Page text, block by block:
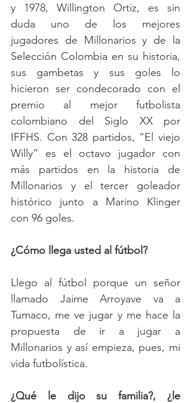
y 1978, Willington Ortiz, es sin
duda uno de los mejores
jugadores de Millonarios y de la
Selección Colombia en su historia,
sus gambetas y sus goles lo
hicieron ser condecorado con el
premio al mejor futbolista
colombiano del Siglo XX por
IFFHS. Con 328 partidos, “El viejo
Willy” es el octavo jugador con
más partidos en la historia de
Millonarios y el tercer goleador
histórico junto a Marino Klinger
con 96 goles.
¿Cómo llega usted al fútbol?
Llego al fútbol porque un señor
llamado Jaime Arroyave va a
Tumaco, me ve jugar y me hace la
propuesta de ir a jugar a
Millonarios y así empieza, pues, mi
vida futbolística.
¿Qué le dijo su familia?, ¿le